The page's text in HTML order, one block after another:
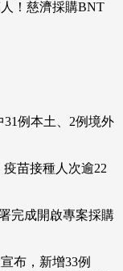
例本土、2例境外
苗接種人次逾22
完成開啟專案採購
布，新增33例